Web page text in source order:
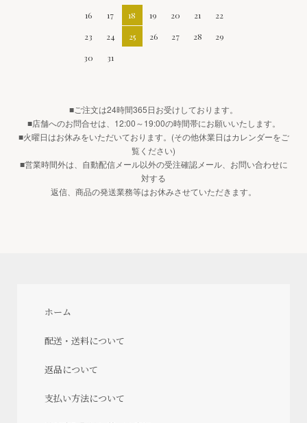
16
17 18 19 20 21
22
23
24 25 26 27 28
29
30
31
■ご注文は24時間365日お受けしております。
■店舗へのお問合せは、12:00～19:00の時間帯にお願いいたします。
■火曜日はお休みをいただいております。(その他休業日はカレンダーをご
覧ください)
■営業時間外は、自動配信メール以外の受注確認メール、お問い合わせに
対する
返信、商品の発送業務等はお休みさせていただきます。
ホーム
配送・送料について
返品について
支払い方法について